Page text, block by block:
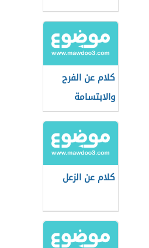
كلام عن الفرح
والابتسامة
كلام عن الزعل